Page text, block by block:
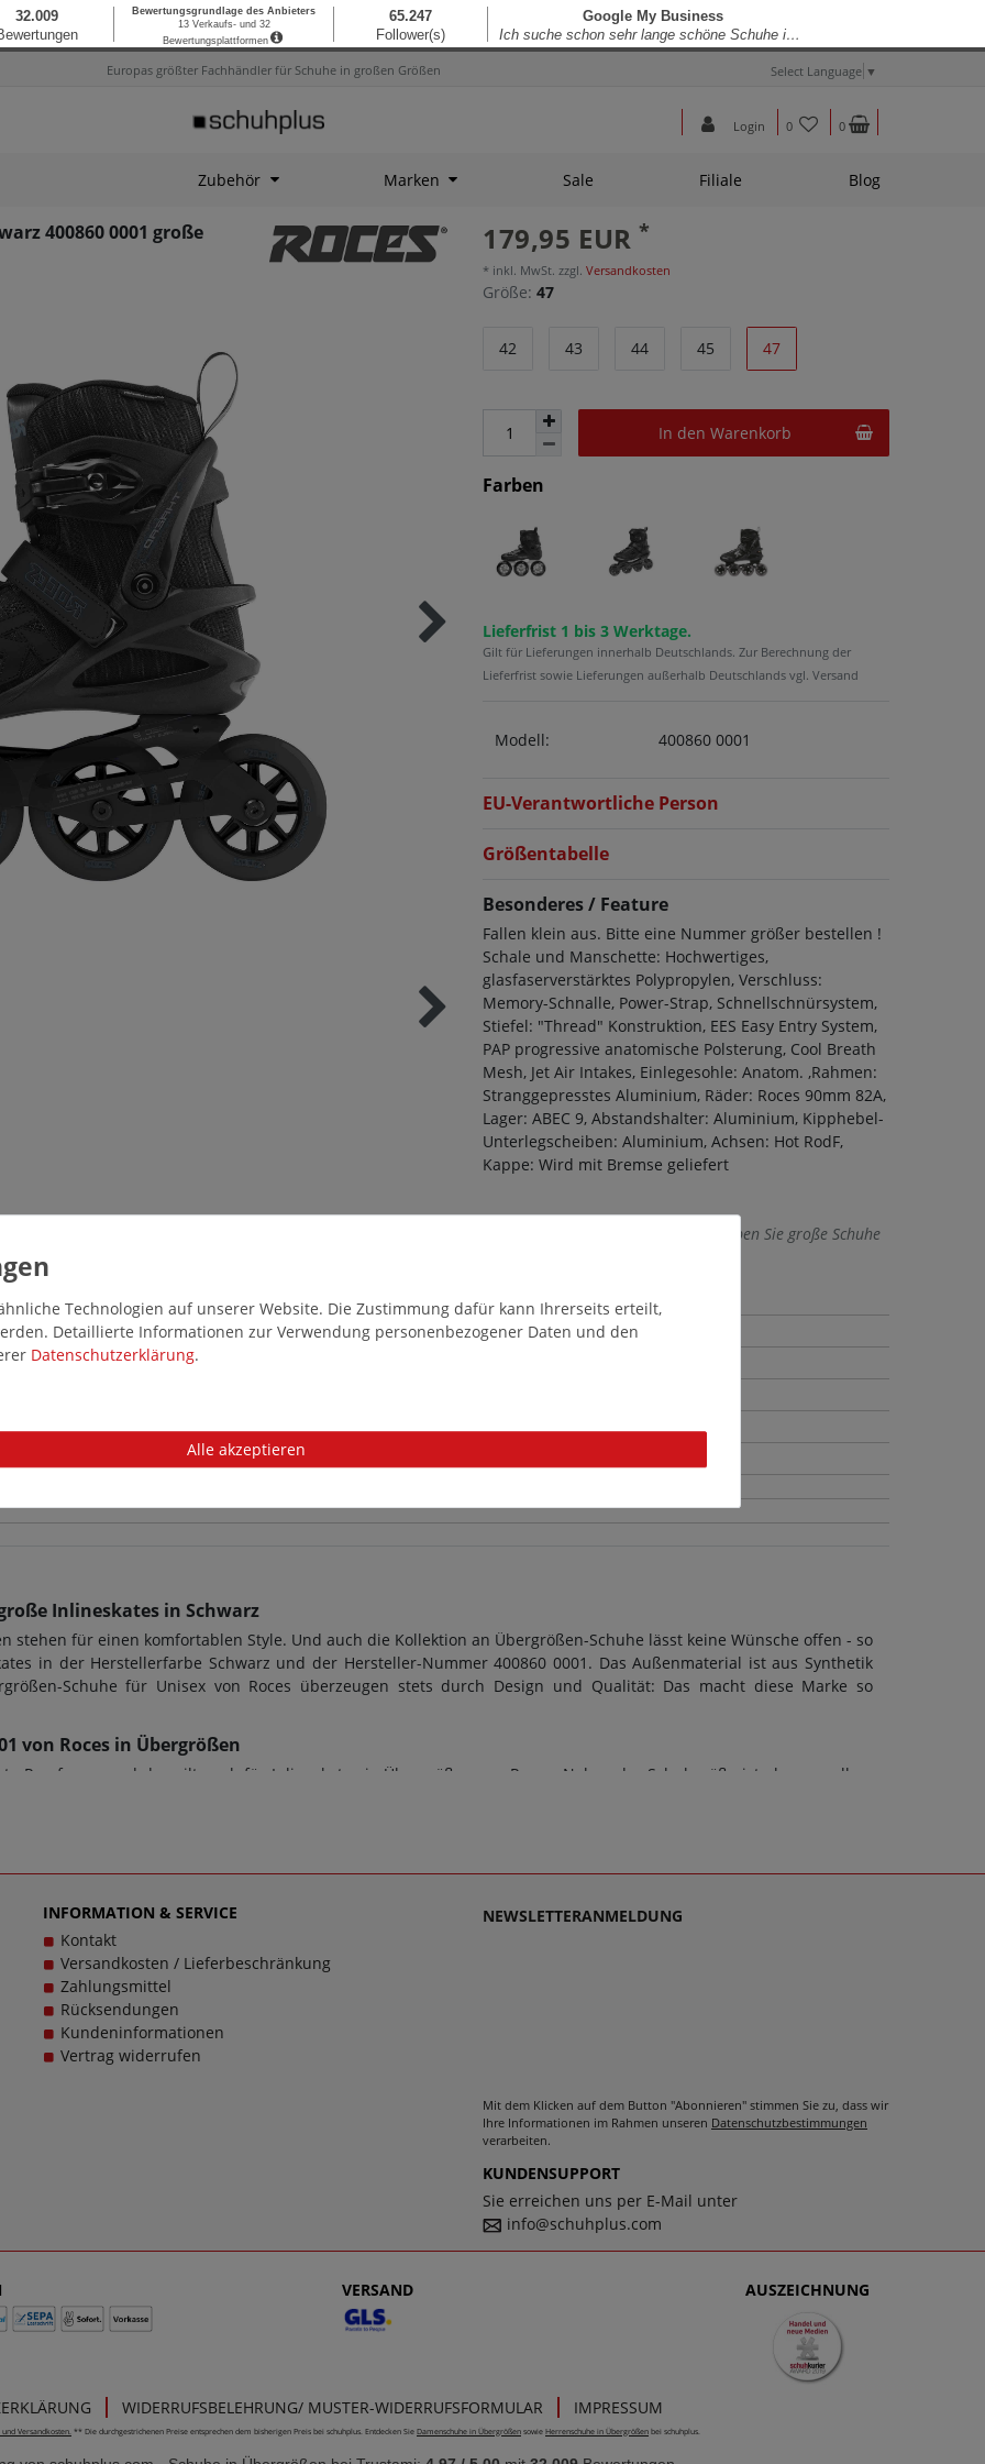
Europas größter Fachhändler für Schuhe in großen Größen Select Language ▼
Login 0 0
Zubehör Marken Sale Filiale Blog
400860 0001 große
179,95 EUR*
* inkl. MwSt. zzgl. Versandkosten
Größe: 47
42 43 44 45 47
In den Warenkorb
Farben
Lieferfrist 1 bis 3 Werktage.
Gilt für Lieferungen innerhalb Deutschlands. Zur Berechnung der
Lieferfrist sowie Lieferungen außerhalb Deutschlands vgl. Versand
Modell: 400860 0001
EU-Verantwortliche Person
Größentabelle
Besonderes / Feature
Fallen klein aus. Bitte eine Nummer größer bestellen !
Schale und Manschette: Hochwertiges,
glasfaserverstärktes Polypropylen, Verschluss:
Memory-Schnalle, Power-Strap, Schnellschnürsystem,
Stiefel: "Thread" Konstruktion, EES Easy Entry System,
PAP progressive anatomische Polsterung, Cool Breath
Mesh, Jet Air Intakes, Einlegesohle: Anatom. ,Rahmen:
Stranggepresstes Aluminium, Räder: Roces 90mm 82A,
Lager: ABEC 9, Abstandshalter: Aluminium, Kipphebel-
Unterlegscheiben: Aluminium, Achsen: Hot RodF,
Kappe: Wird mit Bremse geliefert
wie Inlineskates in Übergrößen von Roces in Schwarz mit der Artikelnummer 400860 0001 und erleben Sie große Schuhe
Inlineskates in Schwarz
stehen für einen komfortablen Style. Und auch die Kollektion an Übergrößen-Schuhe lässt keine Wünsche offen - so
in der Herstellerfarbe Schwarz und der Hersteller-Nummer 400860 0001. Das Außenmaterial ist aus Synthetik
Schuhe für Unisex von Roces überzeugen stets durch Design und Qualität: Das macht diese Marke so
von Roces in Übergrößen
Passform - und das gilt auch für Inlineskates in Übergrößen von Roces. Neben der Schuhgröße ist aber vor allem
INFORMATION & SERVICE
Kontakt
Versandkosten / Lieferbeschränkung
Zahlungsmittel
Rücksendungen
Kundeninformationen
Vertrag widerrufen
NEWSLETTERANMELDUNG
Mit dem Klicken auf dem Button "Abonnieren" stimmen Sie zu, dass wir
Ihre Informationen im Rahmen unseren Datenschutzbestimmungen
verarbeiten.
KUNDENSUPPORT
Sie erreichen uns per E-Mail unter
info@schuhplus.com
VERSAND AUSZEICHNUNG
WIDERRUFSBELEHRUNG/ MUSTER-WIDERRUFSFORMULAR IMPRESSUM
und Versandkosten. ** Die durchgestrichenen Preise entsprechen dem bisherigen Preis bei schuhplus. Entdecken Sie Damenschuhe in Übergrößen sowie Herrenschuhe in Übergrößen bei schuhplus.
Technologien auf unserer Website. Die Zustimmung dafür kann Ihrerseits erteilt,
Detaillierte Informationen zur Verwendung personenbezogener Daten und den
Daten­schutz­erklärung.
Alle akzeptieren